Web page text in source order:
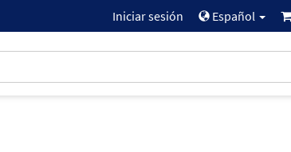
Iniciar sesión Español